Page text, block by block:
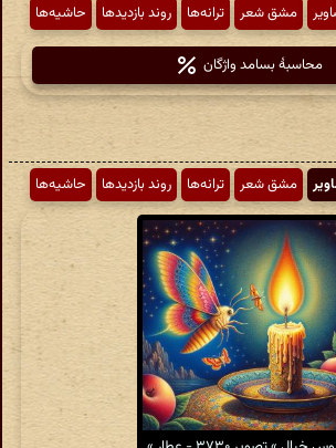
مشق شعر ترانه‌ها روند بازدیدها حاشیه‌ها
محاسبهٔ بسامد واژگان
مشق شعر ترانه‌ها روند بازدیدها حاشیه‌ها